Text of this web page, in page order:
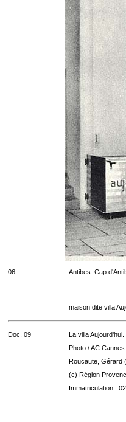
06 Antibes. Cap
maison dite villa
Doc. 09
La villa
Photo / AC
Roucaute, Gérard
(c) Région
Immatriculation :